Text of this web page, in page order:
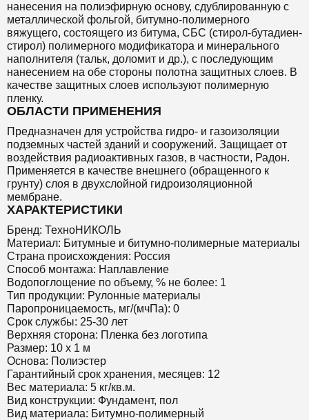
нанесения на полиэфирную основу, сдублированную с
металлической фольгой, битумно-полимерного
вяжущего, состоящего из битума, СБС (стирол-бутадиен-
стирол) полимерного модификатора и минерального
наполнителя (тальк, доломит и др.), с последующим
нанесением на обе стороны полотна защитных слоев. В
качестве защитных слоев используют полимерную
пленку.
ОБЛАСТИ ПРИМЕНЕНИЯ
Предназначен для устройства гидро- и газоизоляции
подземных частей зданий и сооружений. Защищает от
воздействия радиоактивных газов, в частности, Радон.
Применяется в качестве внешнего (обращенного к
грунту) слоя в двухслойной гидроизоляционной
мембране.
ХАРАКТЕРИСТИКИ
Бренд: ТехноНИКОЛЬ
Материал: Битумные и битумно-полимерные материалы
Страна происхождения: Россия
Способ монтажа: Наплавление
Водопоглощение по объему, % не более: 1
Тип продукции: Рулонные материалы
Паропроницаемость, мг/(мчПа): 0
Срок службы: 25-30 лет
Верхняя сторона: Пленка без логотипа
Размер: 10 х 1 м
Основа: Полиэстер
Гарантийный срок хранения, месяцев: 12
Вес материала: 5 кг/кв.м.
Вид конструкции: Фундамент, пол
Вид материала: Битумно-полимерный